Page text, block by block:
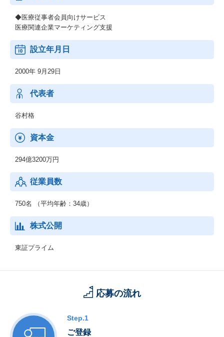
◆医療従事者会員向けサービス
医療関連企業マーケティング支援
設立年月日
2000年 9月29日
代表者
谷村格
資本金
294億3200万円
従業員数
750名 （平均年齢：34歳）
株式公開
東証プライム
応募の流れ
Step.1
ご登録